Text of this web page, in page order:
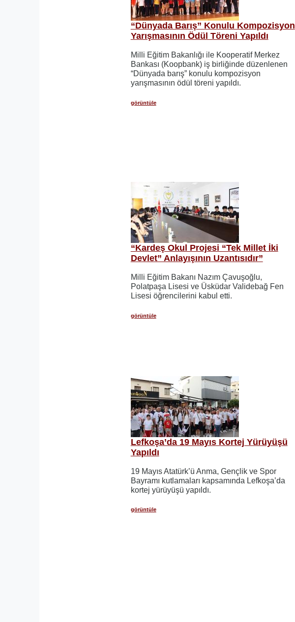
“Dünyada Barış” Konulu Kompozisyon
Yarışmasının Ödül Töreni Yapıldı
Milli Eğitim Bakanlığı ile Kooperatif Merkez
Bankası (Koopbank) iş birliğinde düzenlenen
“Dünyada barış” konulu kompozisyon
yarışmasının ödül töreni yapıldı.
görüntüle
“Kardeş Okul Projesi “Tek Millet İki
Devlet” Anlayışının Uzantısıdır”
Milli Eğitim Bakanı Nazım Çavuşoğlu,
Polatpaşa Lisesi ve Üsküdar Validebağ Fen
Lisesi öğrencilerini kabul etti.
görüntüle
Lefkoşa’da 19 Mayıs Kortej Yürüyüşü
Yapıldı
19 Mayıs Atatürk’ü Anma, Gençlik ve Spor
Bayramı kutlamaları kapsamında Lefkoşa’da
kortej yürüyüşü yapıldı.
görüntüle